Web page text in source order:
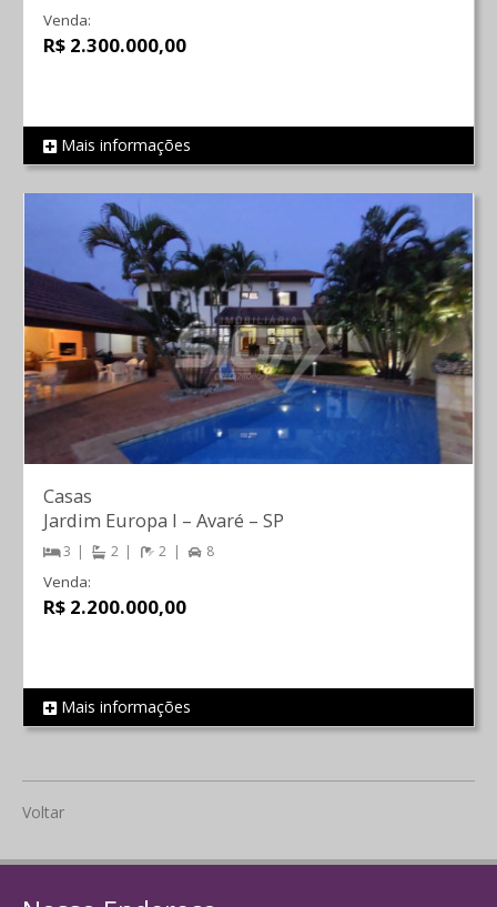
REF 1282
Venda:
R$ 2.300.000,00
Mais informações
REF 687
Casas
Jardim Europa I – Avaré – SP
3 2 2 8
Venda:
R$ 2.200.000,00
Mais informações
Voltar